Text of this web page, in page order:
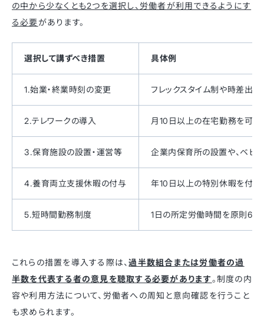
の中から少なくとも2つを選択し、労働者が利用できるようにす
る必要があります。​
選択して講ずべき措置 具体例
1.始業・終業時刻の変更 フレックスタイム制や時差出
2.テレワークの導入 月10日以上の在宅勤務を可能
3.保育施設の設置・運営等​ 企業内保育所の設置や、ベビ
4.養育両立支援休暇の付与 年10日以上の特別休暇を付与
5.短時間勤務制度 ​1日の所定労働時間を原則6時
これらの措置を導入する際は、過半数組合または労働者の過
半数を代表する者の意見を聴取する必要があります。​制度の内
容や利用方法について、労働者への周知と意向確認を行うこと
も求められます。​